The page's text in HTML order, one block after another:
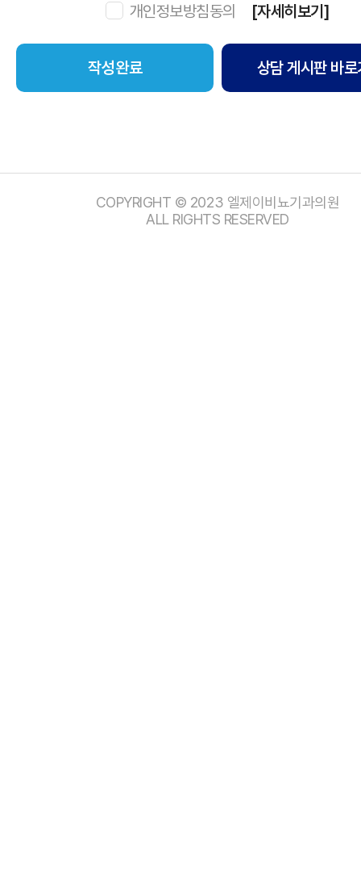
개인정보방침동의 [자세히보기]
상담 게시판 바
COPYRIGHT © 2023 엘제이비뇨기과의원
ALL RIGHTS RESERVED